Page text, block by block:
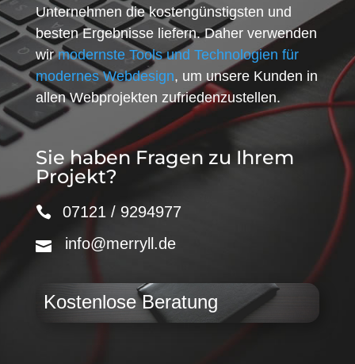
Unternehmen die kostengünstigsten und
besten Ergebnisse liefern. Daher verwenden
wirmodernste Tools und Technologien für
modernes Webdesign, um unsere Kunden in
allen Webprojekten zufriedenzustellen.
Sie haben Fragen zu Ihrem
Projekt?
07121 / 9294977
info@merryll.de
Kostenlose Beratung